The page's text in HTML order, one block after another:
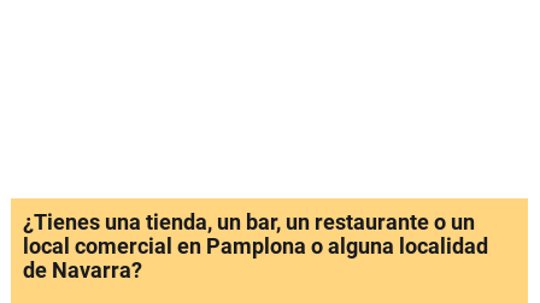
¿Tienes una tienda, un bar, un restaurante o un
local comercial en Pamplona o alguna localidad
de Navarra?